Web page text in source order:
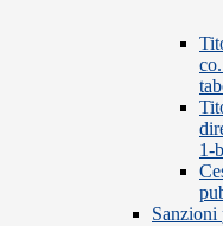
1-
Sanzioni